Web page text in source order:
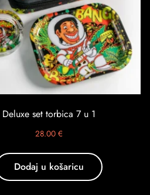
Deluxe set torbica 7 u 1
28.00 €
Dodaj u košaricu